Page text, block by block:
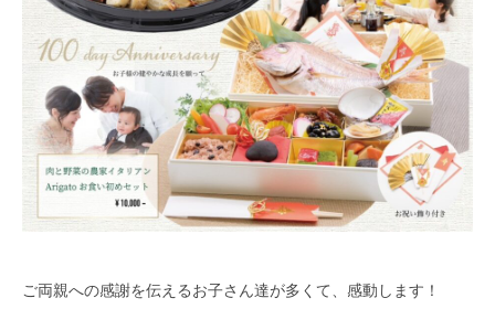
ご両親への感謝を伝えるお子さん達が多くて、感動します！